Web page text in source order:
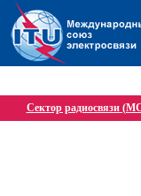
Сектор радиосвязи